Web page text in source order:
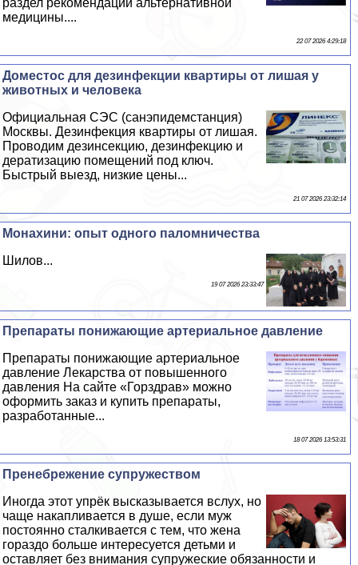
медицины....
22 07 2026 4:29:18
Доместос для дезинфекции квартиры от лишая у
животных и человека
Официальная СЭС (санэпидемстанция)
Москвы. Дезинфекция квартиры от лишая.
Проводим дезинсекцию, дезинфекцию и
дератизацию помещений под ключ.
Быстрый выезд, низкие цены...
21 07 2026 23:32:14
Монахини: опыт одного паломничества
Шилов...
19 07 2026 23:33:47
Препараты понижающие артериальное давление
Препараты понижающие артериальное
давление Лекарства от повышенного
давления На сайте «Горздрав» можно
оформить заказ и купить препараты,
разработанные...
18 07 2026 13:53:31
Пренебрежение супружеством
Иногда этот упрёк высказывается вслух, но
чаще накапливается в душе, если муж
постоянно сталкивается с тем, что жена
гораздо больше интересуется детьми и
оставляет без внимания супружеские обязанности и